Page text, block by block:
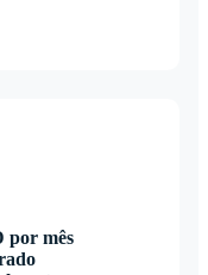
por mês